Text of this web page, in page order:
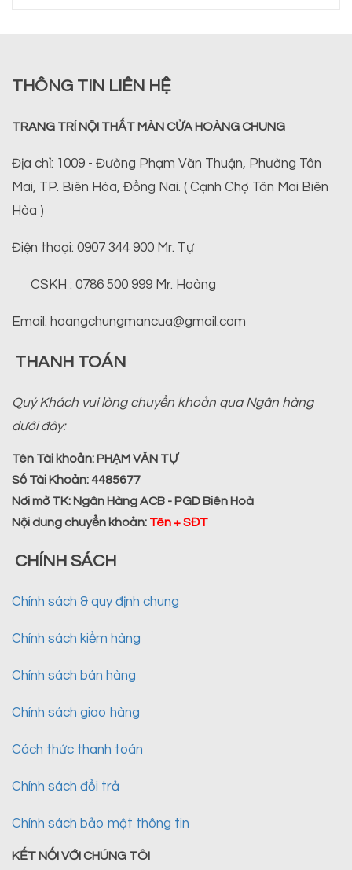
THÔNG TIN LIÊN HỆ
TRANG TRÍ NỘI THẤT MÀN CỬA HOÀNG CHUNG
Địa chỉ: 1009 - Đường Phạm Văn Thuận, Phường Tân
Mai, TP. Biên Hòa, Đồng Nai. ( Cạnh Chợ Tân Mai Biên
Hòa )
Điện thoại: 0907 344 900 Mr. Tự
CSKH : 0786 500 999 Mr. Hoàng
Email: hoangchungmancua@gmail.com
THANH TOÁN
Quý Khách vui lòng chuyển khoản qua Ngân hàng
dưới đây:
Tên Tài khoản: PHẠM VĂN TỰ
Số Tài Khoản:4485677
Nơi mở TK: Ngân Hàng ACB - PGD Biên Hoà
Nội dung chuyển khoản: Tên + SĐT
CHÍNH SÁCH
Chính sách & quy định chung
Chính sách kiểm hàng
Chính sách bán hàng
Chính sách giao hàng
Cách thức thanh toán
Chính sách đổi trả
Chính sách bảo mật thông tin
KẾT NỐI VỚI CHÚNG TÔI